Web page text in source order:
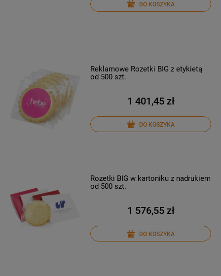
DO KOSZYKA
Reklamowe Rozetki BIG z etykietą
od 500 szt.
1 401,45 zł
DO KOSZYKA
Rozetki BIG w kartoniku z nadrukiem
od 500 szt.
1 576,55 zł
DO KOSZYKA